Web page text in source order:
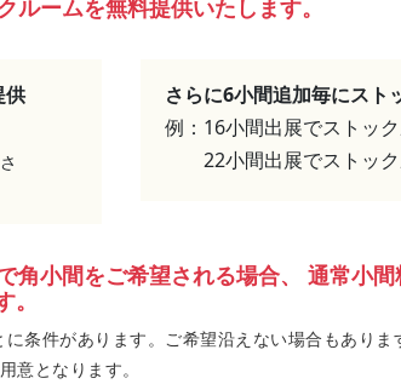
ルームを無料提供いたします。
供
さらに6小間追加毎にスト
例：16小間出展でストッ
22小間出展でストック
角小間をご希望される場合、 通常小
条件があります。ご希望沿えない場合もありま
意となります。